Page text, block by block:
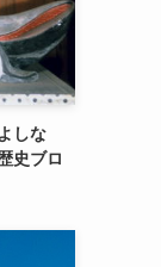
しな
史ブロ